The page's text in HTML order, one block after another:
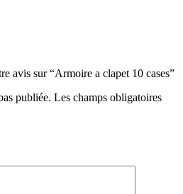
avis sur “Armoire a clapet 10 cases”
publiée. Les champs obligatoires